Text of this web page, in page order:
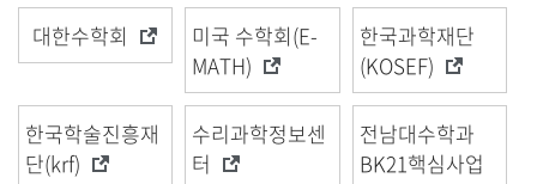
대한수학회
미국 수학회(E-
MATH)
한국과학재단
(KOSEF)
한국학술진흥재
단(krf)
수리과학정보센
터
전남대수학과
BK21핵심사업